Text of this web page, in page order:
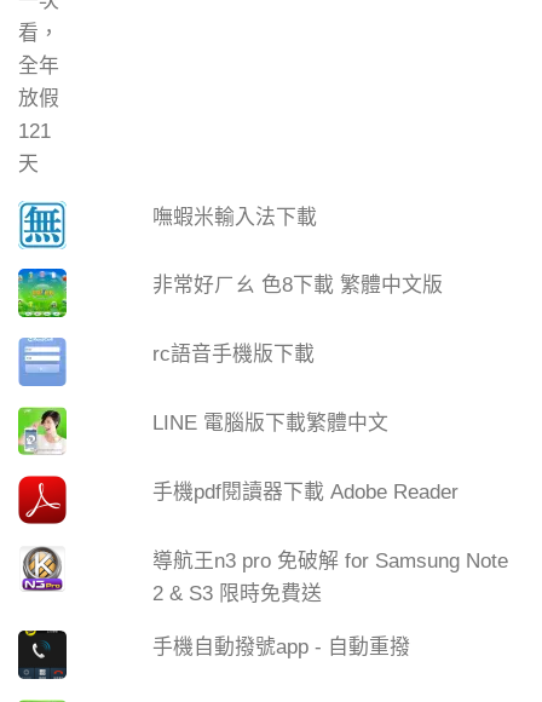
嘸蝦米輸入法下載
非常好ㄏㄠ 色8下載 繁體中文版
rc語音手機版下載
LINE 電腦版下載繁體中文
手機pdf閱讀器下載 Adobe Reader
導航王n3 pro 免破解 for Samsung Note
2 & S3 限時免費送
手機自動撥號app - 自動重撥